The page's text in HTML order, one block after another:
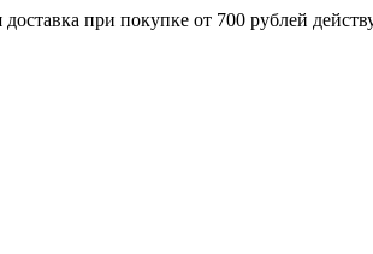
доставка при покупке от 700 рублей